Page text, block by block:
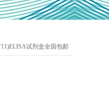
试剂盒全国包邮